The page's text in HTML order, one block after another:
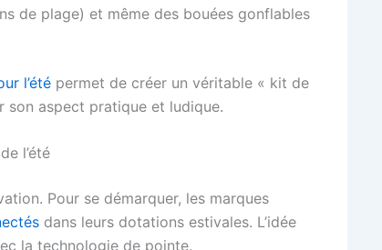
de plage) et même des bouées gonflables
l’été permet de créer un véritable « kit de
son aspect pratique et ludique.
l’été
Pour se démarquer, les marques
dans leurs dotations estivales. L’idée
la technologie de pointe.